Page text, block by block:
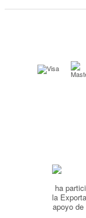
Kimidori PRINT, nuestro
Pago seguro y
Condiciones generales de
ha
la
apoyo